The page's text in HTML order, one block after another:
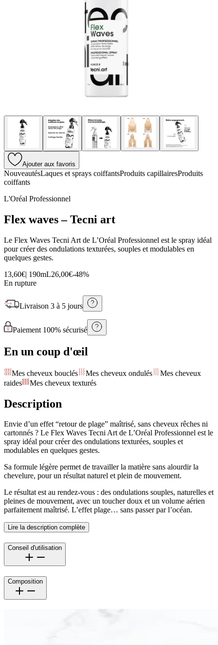
Ajouter aux favoris
NouveautésLaques et sprays coiffantsProduits capillairesProduits
coiffants
L'Oréal Professionnel
Flex waves – Tecni art
Le Flex Waves Tecni Art de L’Oréal Professionnel est le spray idéal
pour créer des ondulations texturées, souples et modulables en
quelques gestes.
13,60€| 190mL26,00€-48%
En rupture
Livraison 3 à 5 jours
Paiement 100% sécurisé
En un coup d'œil
Mes cheveux bouclés Mes cheveux ondulés
Mes cheveux
raides
Mes cheveux texturés
Description
Envie d’un effet “retour de plage” maîtrisé, sans cheveux rêches ni
cartonnés ? Le Flex Waves Tecni Art de L’Oréal Professionnel est le
spray idéal pour créer des ondulations texturées, souples et
modulables en quelques gestes.
Sa formule légère permet de travailler la matière sans alourdir la
chevelure, pour un résultat naturel et plein de mouvement.
Le résultat est au rendez-vous : des ondulations souples, naturelles et
pleines de mouvement, avec un toucher doux et un volume aérien
parfaitement maîtrisé. L’effet plage… sans passer par l’océan.
Lire la description complète
Conseil d'utilisation
Composition